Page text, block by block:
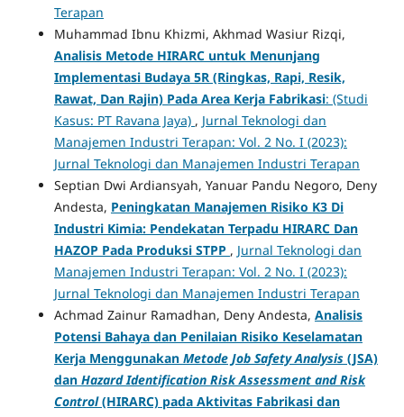
Terapan
Muhammad Ibnu Khizmi, Akhmad Wasiur Rizqi,
Analisis Metode HIRARC untuk Menunjang
Implementasi Budaya 5R (Ringkas, Rapi, Resik,
Rawat, Dan Rajin) Pada Area Kerja Fabrikasi: (Studi
Kasus: PT Ravana Jaya) , Jurnal Teknologi dan
Manajemen Industri Terapan: Vol. 2 No. I (2023):
Jurnal Teknologi dan Manajemen Industri Terapan
Septian Dwi Ardiansyah, Yanuar Pandu Negoro, Deny
Andesta, Peningkatan Manajemen Risiko K3 Di
Industri Kimia: Pendekatan Terpadu HIRARC Dan
HAZOP Pada Produksi STPP , Jurnal Teknologi dan
Manajemen Industri Terapan: Vol. 2 No. I (2023):
Jurnal Teknologi dan Manajemen Industri Terapan
Achmad Zainur Ramadhan, Deny Andesta, Analisis
Potensi Bahaya dan Penilaian Risiko Keselamatan
Kerja Menggunakan Metode Job Safety Analysis (JSA)
dan Hazard Identification Risk Assessment and Risk
Control(HIRARC) pada Aktivitas Fabrikasi dan